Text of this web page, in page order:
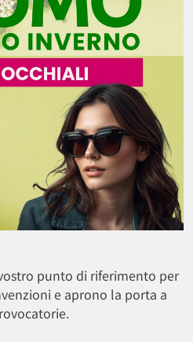
punto di riferimento per
e aprono la porta a